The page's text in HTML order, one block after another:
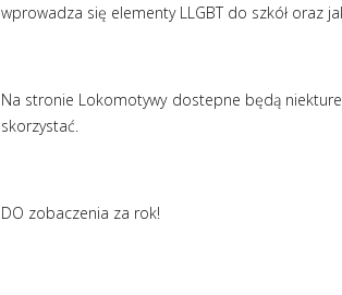
wprowadza się elementy LLGBT do szkół oraz
Na stronie Lokomotywy dostepne będą
skorzystać.
DO zobaczenia za rok!